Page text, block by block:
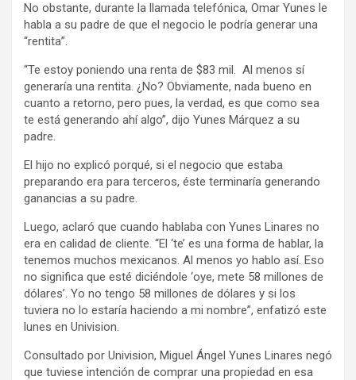
No obstante, durante la llamada telefónica, Omar Yunes le
habla a su padre de que el negocio le podría generar una
“rentita”.
“Te estoy poniendo una renta de $83 mil. Al menos sí
generaría una rentita. ¿No? Obviamente, nada bueno en
cuanto a retorno, pero pues, la verdad, es que como sea
te está generando ahí algo”, dijo Yunes Márquez a su
padre.
El hijo no explicó porqué, si el negocio que estaba
preparando era para terceros, éste terminaría generando
ganancias a su padre.
Luego, aclaró que cuando hablaba con Yunes Linares no
era en calidad de cliente. “El ‘te’ es una forma de hablar, la
tenemos muchos mexicanos. Al menos yo hablo así. Eso
no significa que esté diciéndole ‘oye, mete 58 millones de
dólares’. Yo no tengo 58 millones de dólares y si los
tuviera no lo estaría haciendo a mi nombre”, enfatizó este
lunes en Univision.
Consultado por Univision, Miguel Ángel Yunes Linares negó
que tuviese intención de comprar una propiedad en esa